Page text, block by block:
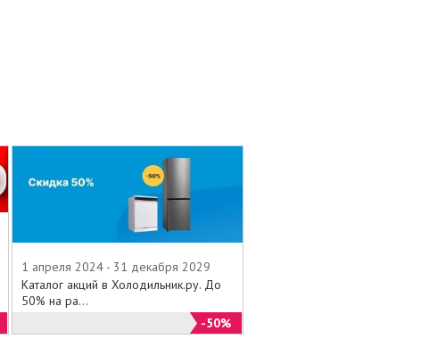
1 апреля 2024 - 31 декабря 2029
Каталог акций в Холодильник.ру. До
50% на ра...
-50%